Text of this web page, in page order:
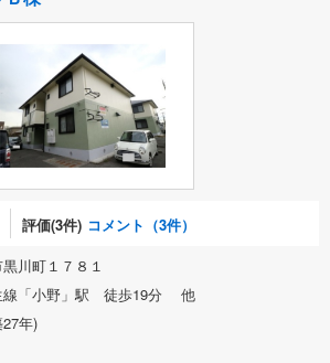
評価(3件) コメント（3件）
川町１７８１
線「小野」駅 徒歩19分 他
年)